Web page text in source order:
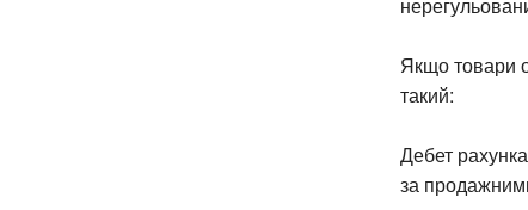
Якщо товари
такий:
Дебет
за